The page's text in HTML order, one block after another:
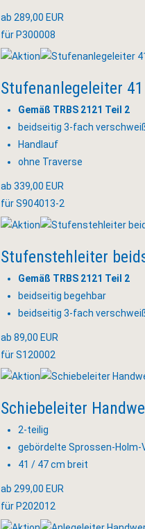
ab 289,00 EUR
für P300008
Stufenanlegeleiter
Gemäß TRBS 2121 Teil 2
beidseitig 3-fach
Handlauf
ohne Traverse
ab 339,00 EUR
für S904013-2
Stufenstehleiter
Gemäß TRBS 2121 Teil 2
beidseitig begehbar
beidseitig 3-fach
ab 89,00 EUR
für S120002
Schiebeleiter
2-teilig
gebördelte Sprossen-Holm-
41 / 47 cm breit
ab 299,00 EUR
für P202012